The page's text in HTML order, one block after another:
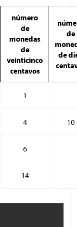
número
de
monedas
de
veinticinco
centavos
de
de
1
4 10
6
14